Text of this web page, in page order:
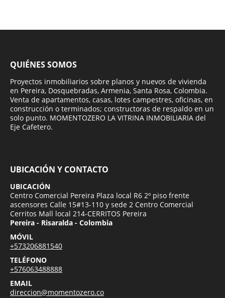
QUIÉNES SOMOS
Proyectos inmobiliarios sobre planos y nuevos de vivienda
en Pereira, Dosquebradas, Armenia, Santa Rosa, Colombia.
Venta de apartamentos, casas, lotes campestres, oficinas, en
construcción o terminados; constructoras de respaldo en un
solo punto. MOMENTOZERO LA VITRINA INMOBILIARIA del
Eje Cafetero.
UBICACIÓN Y CONTACTO
UBICACIÓN
Centro Comercial Pereira Plaza local R6 2º piso frente
ascensores Calle 15#13-110 y sede 2 Centro Comercial
Cerritos Mall local 214-CERRITOS Pereira
Pereira - Risaralda - Colombia
MÓVIL
+573206881540
TELÉFONO
+576063488888
EMAIL
direccion@momentozero.co